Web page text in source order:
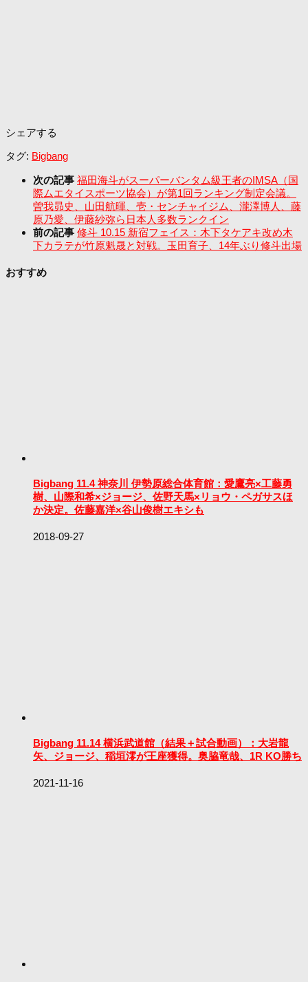
シェアする
タグ: Bigbang
次の記事 福田海斗がスーパーバンタム級王者のIMSA（国
際ムエタイスポーツ協会）が第1回ランキング制定会議。
曽我昴史、山田航暉、壱・センチャイジム、瀧澤博人、藤
原乃愛、伊藤紗弥ら日本人多数ランクイン
前の記事 修斗 10.15 新宿フェイス：木下タケアキ改め木
下カラテが竹原魁晟と対戦。玉田育子、14年ぶり修斗出場
おすすめ
Bigbang 11.4 神奈川 伊勢原総合体育館：愛鷹亮×工藤勇
樹、山際和希×ジョージ、佐野天馬×リョウ・ペガサスほ
か決定。佐藤嘉洋×谷山俊樹エキシも
2018-09-27
Bigbang 11.14 横浜武道館（結果＋試合動画）：大岩龍
矢、ジョージ、稲垣澪が王座獲得。奥脇竜哉、1R KO勝ち
2021-11-16